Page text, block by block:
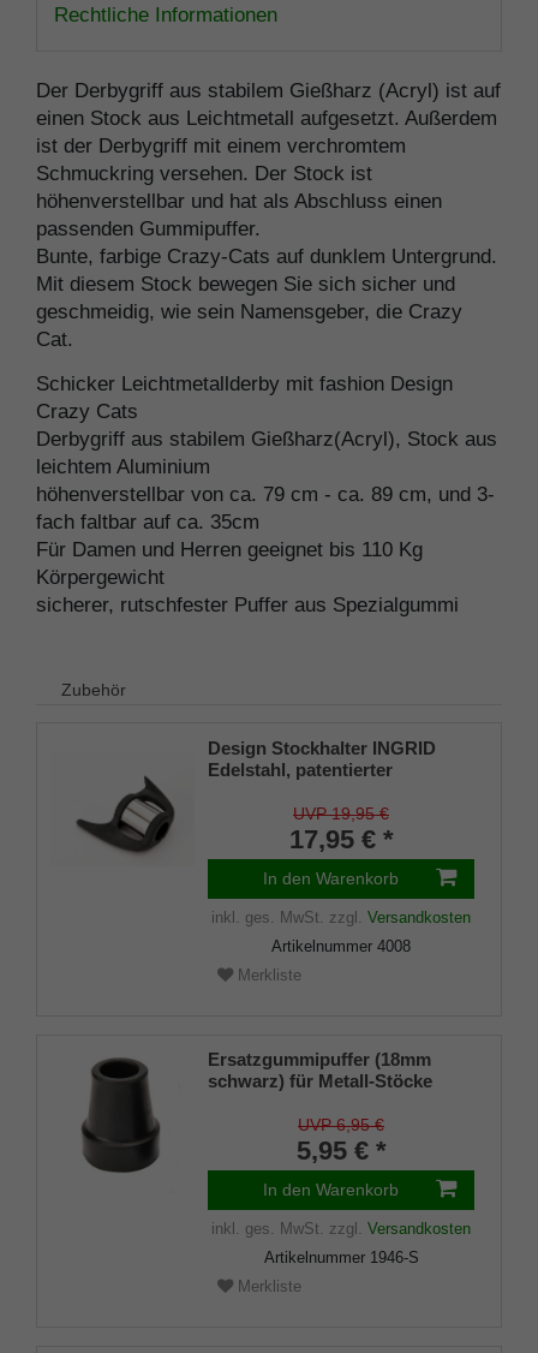
Rechtliche Informationen
Der Derbygriff aus stabilem Gießharz (Acryl) ist auf
einen Stock aus Leichtmetall aufgesetzt. Außerdem
ist der Derbygriff mit einem verchromtem
Schmuckring versehen. Der Stock ist
höhenverstellbar und hat als Abschluss einen
passenden Gummipuffer.
Bunte, farbige Crazy-Cats auf dunklem Untergrund.
Mit diesem Stock bewegen Sie sich sicher und
geschmeidig, wie sein Namensgeber, die Crazy
Cat.
Schicker Leichtmetallderby mit fashion Design
Crazy Cats
Derbygriff aus stabilem Gießharz(Acryl), Stock aus
leichtem Aluminium
höhenverstellbar von ca. 79 cm - ca. 89 cm, und 3-
fach faltbar auf ca. 35cm
Für Damen und Herren geeignet bis 110 Kg
Körpergewicht
sicherer, rutschfester Puffer aus Spezialgummi
Zubehör
Design Stockhalter INGRID
Edelstahl, patentierter
(18 - 22mm), Weichgummi
UVP 19,95 €
17,95 € *
In den Warenkorb
inkl. ges. MwSt. zzgl. Versandkosten
Artikelnummer 4008
Merkliste
Ersatzgummipuffer (18mm
schwarz) für Metall-Stöcke
ca. 18mm) mit Metalleinlage
(VE 1 Stück)
UVP 6,95 €
5,95 € *
In den Warenkorb
inkl. ges. MwSt. zzgl. Versandkosten
Artikelnummer 1946-S
Merkliste